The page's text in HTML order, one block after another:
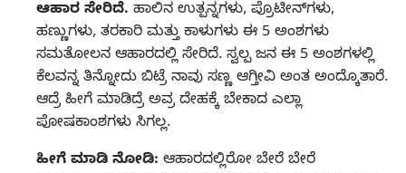
ಆಹಾರ ಸೇರಿದೆ. ಹಾಲಿನ ಉತ್ಪನ್ನಗಳು, ಪ್ರೊಟೀನ್‌ಗಳು,
ಹಣ್ಣುಗಳು, ತರಕಾರಿ ಮತ್ತು ಕಾಳುಗಳು ಈ 5 ಅಂಶಗಳು
ಸಮತೋಲನ ಆಹಾರದಲ್ಲಿ ಸೇರಿದೆ. ಸ್ವಲ್ಪ ಜನ ಈ 5 ಅಂಶಗಳಲ್ಲಿ
ಕೆಲವನ್ನ ತಿನ್ನೋದು ಬಿಟ್ರೆ ನಾವು ಸಣ್ಣ ಆಗ್ತೀವಿ ಅಂತ ಅಂದ್ಕೊತಾರೆ.
ಆದ್ರೆ ಹೀಗೆ ಮಾಡಿದ್ರೆ ಅವ್ರ ದೇಹಕ್ಕೆ ಬೇಕಾದ ಎಲ್ಲಾ
ಪೋಷಕಾಂಶಗಳು ಸಿಗಲ್ಲ.
ಹೀಗೆ ಮಾಡಿ ನೋಡಿ: ಆಹಾರದಲ್ಲಿರೋ ಬೇರೆ ಬೇರೆ